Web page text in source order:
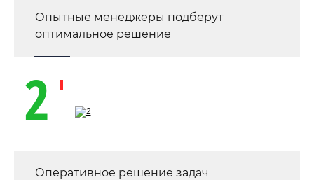
Опытные менеджеры подберут
оптимальное решение
2
Оперативное решение задач